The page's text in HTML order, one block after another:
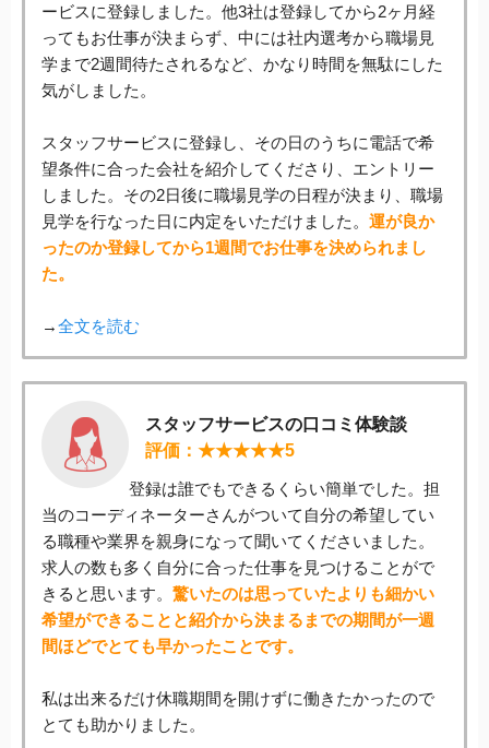
ービスに登録しました。他3社は登録してから2ヶ月経
ってもお仕事が決まらず、中には社内選考から職場見
学まで2週間待たされるなど、かなり時間を無駄にした
気がしました。
スタッフサービスに登録し、その日のうちに電話で希
望条件に合った会社を紹介してくださり、エントリー
しました。その2日後に職場見学の日程が決まり、職場
見学を行なった日に内定をいただけました。 運が良か
ったのか登録してから1週間でお仕事を決められまし
た。
→全文を読む
スタッフサービスの口コミ体験談
評価：★★★★★5
登録は誰でもできるくらい簡単でした。担
当のコーディネーターさんがついて自分の希望してい
る職種や業界を親身になって聞いてくださいました。
求人の数も多く自分に合った仕事を見つけることがで
きると思います。 驚いたのは思っていたよりも細かい
希望ができることと紹介から決まるまでの期間が一週
間ほどでとても早かったことです。
私は出来るだけ休職期間を開けずに働きたかったので
とても助かりました。